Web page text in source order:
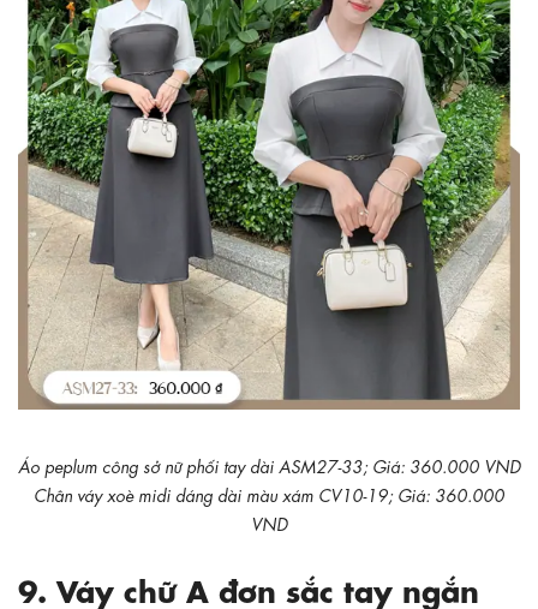
Áo peplum công sở nữ phối tay dài ASM27-33; Giá: 360.000 VND
Chân váy xoè midi dáng dài màu xám CV10-19; Giá: 360.000
VND
9. Váy chữ A đơn sắc tay ngắn